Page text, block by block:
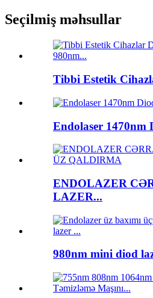
Seçilmiş məhsullar
Tibbi Estetik
Endolaser 1470nm
ENDOLAZER
LAZER...
980nm mini diod